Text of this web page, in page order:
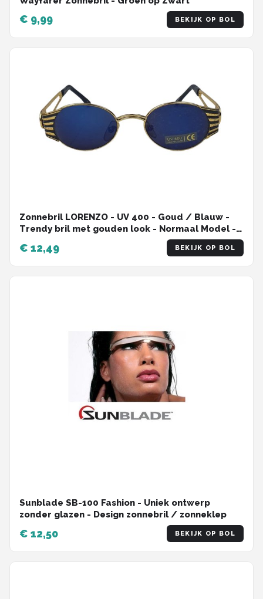
€ 9,99 BEKIJK OP BOL
Zonnebril LORENZO - UV 400 - Goud / Blauw -
Trendy bril met gouden look - Normaal Model -
€ 12,49 BEKIJK OP BOL
Sunblade SB-100 Fashion - Uniek ontwerp
zonder glazen - Design zonnebril / zonneklep
€ 12,50 BEKIJK OP BOL